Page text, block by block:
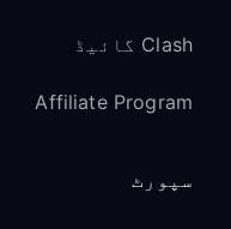
Clash گائیڈ
Affiliate Program
سپورٹ